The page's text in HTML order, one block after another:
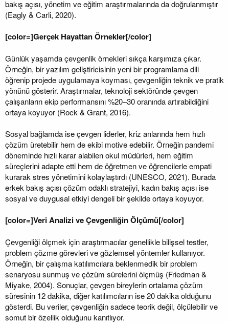
bakış açısı, yönetim ve eğitim araştırmalarında da doğrulanmıştır
(Eagly & Carli, 2020).
[color=]Gerçek Hayattan Örnekler[/color]
Günlük yaşamda çevgenlik örnekleri sıkça karşımıza çıkar.
Örneğin, bir yazılım geliştiricisinin yeni bir programlama dili
öğrenip projede uygulamaya koyması, çevgenliğin teknik ve pratik
yönünü gösterir. Araştırmalar, teknoloji sektöründe çevgen
çalışanların ekip performansını %20–30 oranında artırabildiğini
ortaya koyuyor (Rock & Grant, 2016).
Sosyal bağlamda ise çevgen liderler, kriz anlarında hem hızlı
çözüm üretebilir hem de ekibi motive edebilir. Örneğin pandemi
döneminde hızlı karar alabilen okul müdürleri, hem eğitim
süreçlerini adapte etti hem de öğretmen ve öğrencilerle empati
kurarak stres yönetimini kolaylaştırdı (UNESCO, 2021). Burada
erkek bakış açısı çözüm odaklı stratejiyi, kadın bakış açısı ise
sosyal ve duygusal etkiyi dengeli bir şekilde ortaya koyuyor.
[color=]Veri Analizi ve Çevgenliğin Ölçümü[/color]
Çevgenliği ölçmek için araştırmacılar genellikle bilişsel testler,
problem çözme görevleri ve gözlemsel yöntemler kullanıyor.
Örneğin, bir çalışma katılımcılara beklenmedik bir problem
senaryosu sunmuş ve çözüm sürelerini ölçmüş (Friedman &
Miyake, 2004). Sonuçlar, çevgen bireylerin ortalama çözüm
süresinin 12 dakika, diğer katılımcıların ise 20 dakika olduğunu
gösterdi. Bu veriler, çevgenliğin sadece teorik değil, ölçülebilir ve
somut bir özellik olduğunu kanıtlıyor.